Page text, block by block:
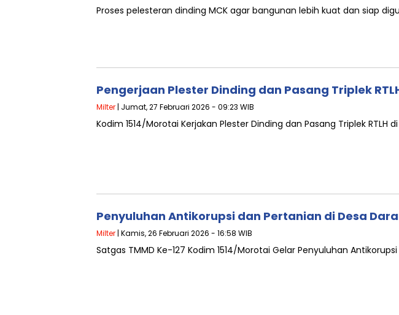
Proses pelesteran dinding MCK agar bangunan lebih kuat dan siap
Pengerjaan Plester Dinding dan Pasang Triplek
Milter | Jumat, 27 Februari 2026 - 09:23 WIB
Kodim 1514/Morotai Kerjakan Plester Dinding dan Pasang Triplek RTLH
Penyuluhan Antikorupsi dan Pertanian di Desa
Milter | Kamis, 26 Februari 2026 - 16:58 WIB
Satgas TMMD Ke-127 Kodim 1514/Morotai Gelar Penyuluhan